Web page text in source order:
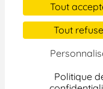
Tout
Tout
Politique
Le mercredi 27
Une rencontre est